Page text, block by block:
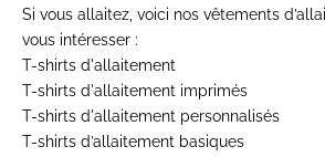
Si vous allaitez, voici nos vêtements
vous intéresser :
T-shirts d'allaitement
T-shirts d'allaitement imprimés
T-shirts d'allaitement personnalisés
T-shirts d’allaitement basiques